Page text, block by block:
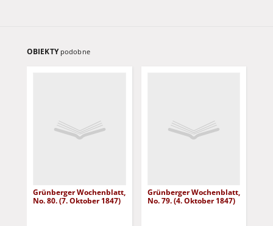
OBIEKTY podobne
Grünberger Wochenblatt,
No. 80. (7. Oktober 1847)
Grünberger Wochenblatt,
No. 79. (4. Oktober 1847)